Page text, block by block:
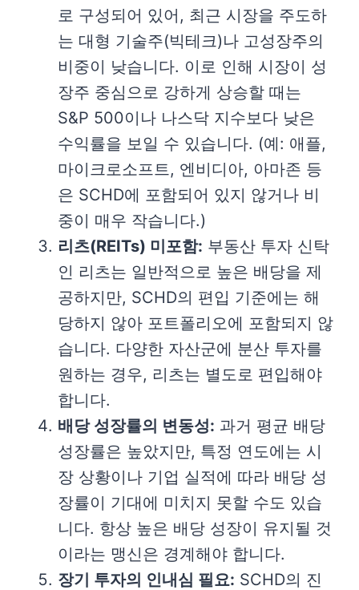
로 구성되어 있어, 최근 시장을 주도하
는 대형 기술주(빅테크)나 고성장주의
비중이 낮습니다. 이로 인해 시장이 성
장주 중심으로 강하게 상승할 때는
S&P 500이나 나스닥 지수보다 낮은
수익률을 보일 수 있습니다. (예: 애플,
마이크로소프트, 엔비디아, 아마존 등
은 SCHD에 포함되어 있지 않거나 비
중이 매우 작습니다.)
리츠(REITs) 미포함: 부동산 투자 신탁
인 리츠는 일반적으로 높은 배당을 제
공하지만, SCHD의 편입 기준에는 해
당하지 않아 포트폴리오에 포함되지 않
습니다. 다양한 자산군에 분산 투자를
원하는 경우, 리츠는 별도로 편입해야
합니다.
배당 성장률의 변동성: 과거 평균 배당
성장률은 높았지만, 특정 연도에는 시
장 상황이나 기업 실적에 따라 배당 성
장률이 기대에 미치지 못할 수도 있습
니다. 항상 높은 배당 성장이 유지될 것
이라는 맹신은 경계해야 합니다.
장기 투자의 인내심 필요: SCHD의 진